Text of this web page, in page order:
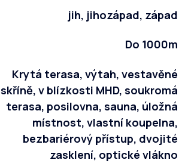
jih, jihozápad, západ
Do 1000m
Krytá terasa, výtah, vestavěné
skříně, v blízkosti MHD, soukromá
terasa, posilovna, sauna, úložná
místnost, vlastní koupelna,
bezbariérový přístup, dvojité
zasklení, optické vlákno